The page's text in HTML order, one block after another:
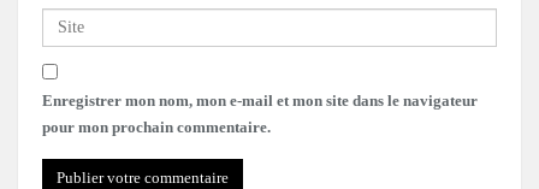
Enregistrer mon nom, mon e-mail et mon site dans le navigateur
pour mon prochain commentaire.